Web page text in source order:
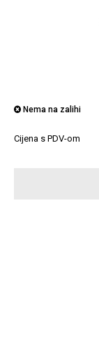
Nema na zalihi
Cijena s PDV-om